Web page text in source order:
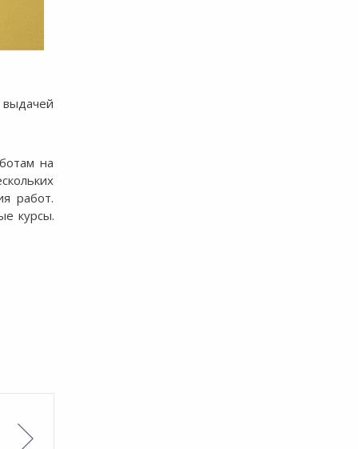
на
работ.
курсы.